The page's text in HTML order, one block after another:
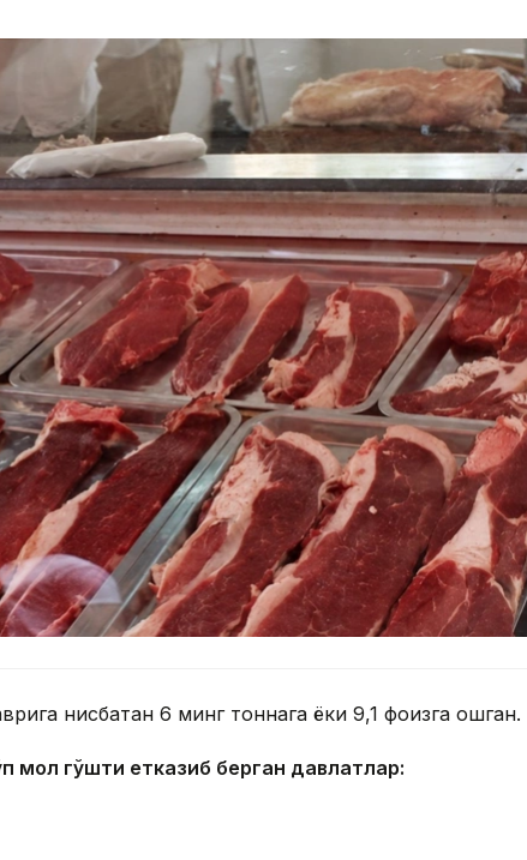
нисбатан 6 минг тоннага ёки 9,1 фоизга ошган.
мол гўшти етказиб берган давлатлар: